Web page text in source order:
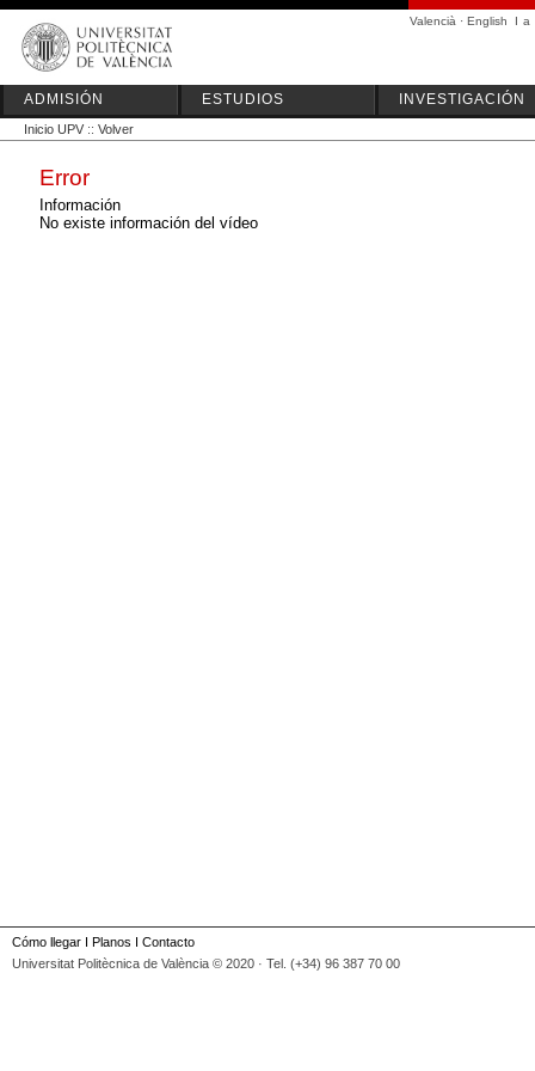
Valencià · English I a
ADMISIÓN ESTUDIOS INVESTIGACIÓN
Inicio UPV :: Volver
Error
Información
No existe información del vídeo
Cómo llegar I Planos I Contacto
Universitat Politècnica de València © 2020 · Tel. (+34) 96 387 70 00